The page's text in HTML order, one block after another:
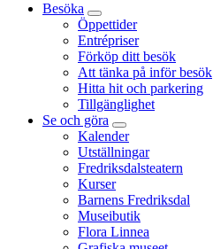
Besöka
Öppettider
Entrépriser
Förköp ditt besök
Att tänka på inför besök
Hitta hit och parkering
Tillgänglighet
Se och göra
Kalender
Utställningar
Fredriksdalsteatern
Kurser
Barnens Fredriksdal
Museibutik
Flora Linnea